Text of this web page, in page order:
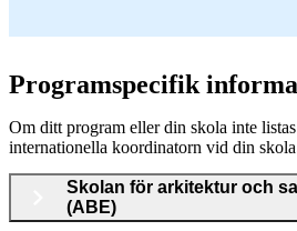
Programspecifik
Om ditt program eller din skola inte
internationella koordinatorn vid din
Skolan för arkitektur och
(ABE)